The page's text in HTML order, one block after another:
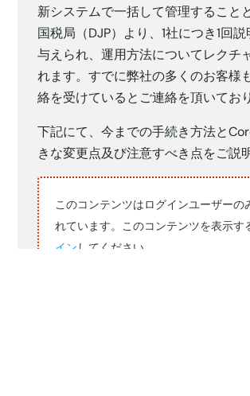
新システムで一括して管理すること
国税局（DJP）より、1社につき1回
与えられ、運用方法についてレクチ
れます。すでに弊社の多くのお客様
絡を受けているとご連絡を頂いてお
下記にて、今までの手続き方法と
きな変更点及び注意すべき点をご説
このコンテンツはログインユーザーの
れています。このコンテンツを表示す
イン してください。